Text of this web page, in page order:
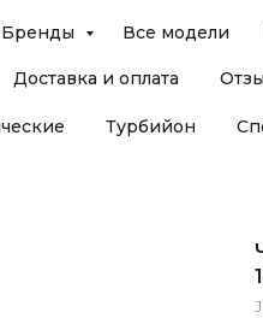
Доставка и оплата
Бренды Все модели
Турбийон